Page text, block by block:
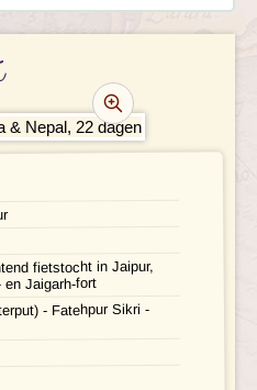
PRIJS
INFORMATIE
inbegrepen
VIDEO
fietstocht in Jaipur,
en Jaigarh-fort
- Fatehpur Sikri -